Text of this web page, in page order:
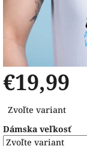
€19,99
cena:
Zvoľte variant
Dámska veľkosť